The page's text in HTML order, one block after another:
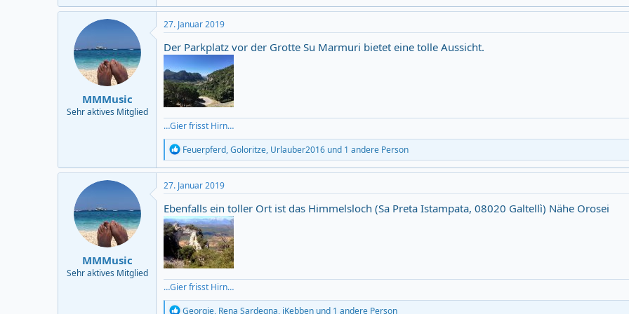
a
c
t
o
n
s
:
MMMusic
Sehr aktives Mitglied
27. Januar 2019
Der Parkplatz vor der Grotte Su Marmuri bietet eine tolle Aussicht.
…Gier frisst Hirn…
R
e
a
c
t
i
o
n
s
:
Feuerpferd,Goloritze, Urlauber2016 und 1 andere Person
MMMusic
Sehr aktives Mitglied
27. Januar 2019
Ebenfalls ein toller Ort ist das Himmelsloch (Sa Preta Istampata, 08020 Galtellì) Nähe Orosei
…Gier frisst Hirn…
R
Georgie, Rena Sardegna, iKebben und 1 andere Person